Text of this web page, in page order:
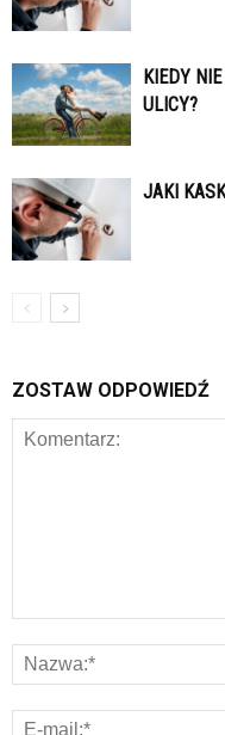
KIEDY
ULICY?
JAKI
ZOSTAW ODPOWIEDŹ